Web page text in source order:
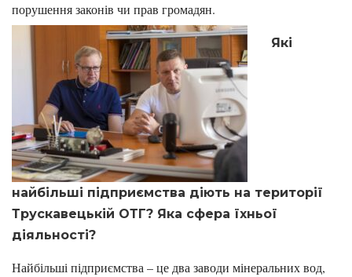
порушення законів чи прав громадян.
Які
найбільші підприємства діють на території
Трускавецькій ОТГ? Яка сфера їхньої
діяльності?
Найбільші підприємства – це два заводи мінеральних вод,